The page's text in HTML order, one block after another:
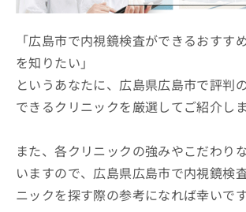
「広島市で内視鏡検査ができるおすす
を知りたい」
というあなたに、広島県広島市で評判
できるクリニックを厳選してご紹介しま
また、各クリニックの強みやこだわり
いますので、広島県広島市で内視鏡検
ニックを探す際の参考になれば幸いです
ビ
関
す
る
お
い
わ
せ
ら
広
告
出
の
問
い
広
告
代
店
方
は